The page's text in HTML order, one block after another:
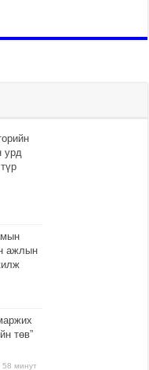
урд
ажлын
төв”
минут